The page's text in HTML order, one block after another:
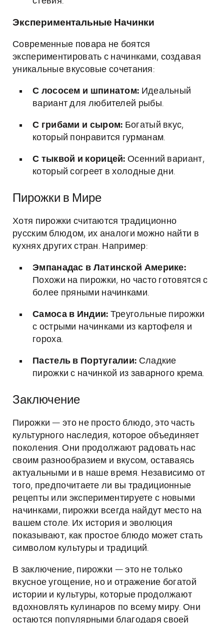
Экспериментальные Начинки
Современные повара не боятся
экспериментировать с начинками, создавая
уникальные вкусовые сочетания:
С лососем и шпинатом: Идеальный
вариант для любителей рыбы.
С грибами и сыром: Богатый вкус,
который понравится гурманам.
С тыквой и корицей: Осенний вариант,
который согреет в холодные дни.
Пирожки в Мире
Хотя пирожки считаются традиционно
русским блюдом, их аналоги можно найти в
кухнях других стран. Например:
Эмпанадас в Латинской Америке:
Похожи на пирожки, но часто готовятся с
более пряными начинками.
Самоса в Индии: Треугольные пирожки
с острыми начинками из картофеля и
гороха.
Пастель в Португалии: Сладкие
пирожки с начинкой из заварного крема.
Заключение
Пирожки — это не просто блюдо, это часть
культурного наследия, которое объединяет
поколения. Они продолжают радовать нас
своим разнообразием и вкусом, оставаясь
актуальными и в наше время. Независимо от
того, предпочитаете ли вы традиционные
рецепты или экспериментируете с новыми
начинками, пирожки всегда найдут место на
вашем столе. Их история и эволюция
показывают, как простое блюдо может стать
символом культуры и традиций.
В заключение, пирожки — это не только
вкусное угощение, но и отражение богатой
истории и культуры, которые продолжают
вдохновлять кулинаров по всему миру. Они
остаются популярными благодаря своей